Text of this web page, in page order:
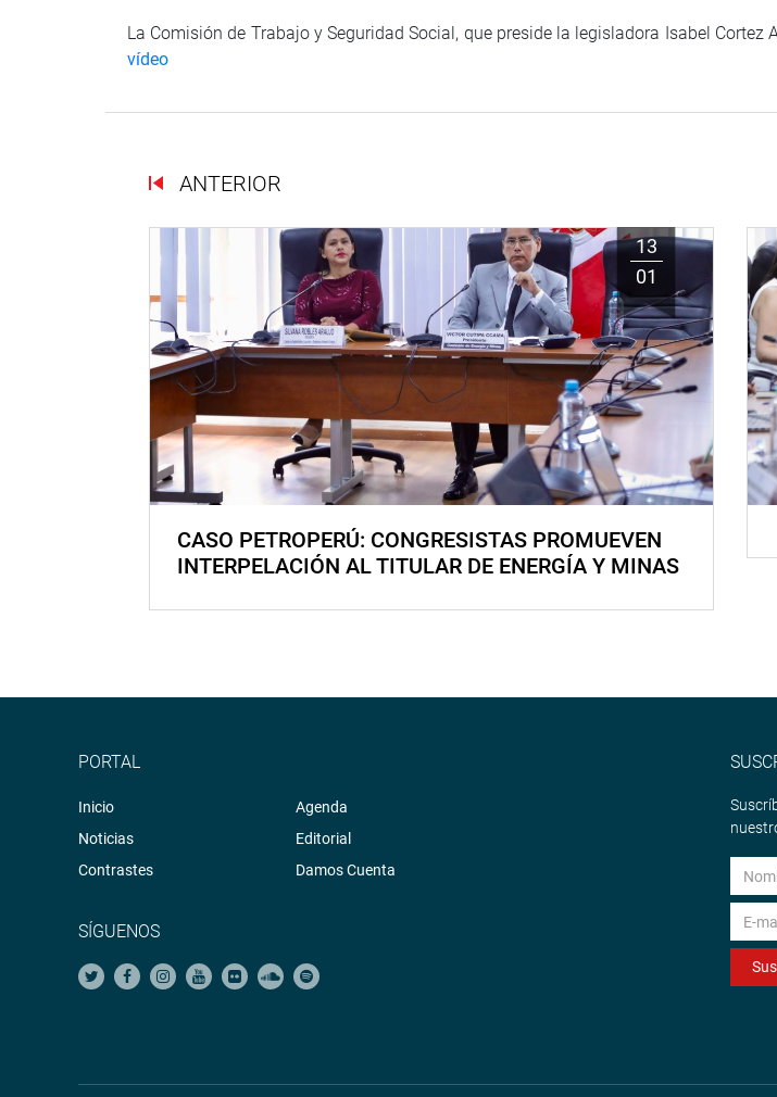
La Comisión de Trabajo y Seguridad Social, que preside la legisladora Isabel
vídeo
ANTERIOR
13
01
CASO PETROPERÚ: CONGRESISTAS PROMUEVEN
INTERPELACIÓN AL TITULAR DE ENERGÍA Y MINAS
PORTAL
Inicio
Noticias
Contrastes
Agenda
Editorial
Damos Cuenta
SÍGUENOS